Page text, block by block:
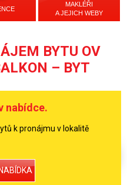
MAKLÉŘI
A JEJICH WEBY
BYTU OV
– BYT
nabídce.
k pronájmu v lokalitě